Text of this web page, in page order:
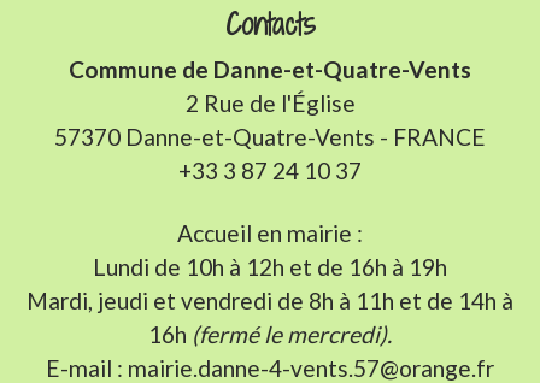
Contacts
Commune de Danne-et-Quatre-Vents
2 Rue de l'Église
57370 Danne-et-Quatre-Vents - FRANCE
+33 3 87 24 10 37
Accueil en mairie :
Lundi de 10h à 12h et de 16h à 19h
Mardi, jeudi et vendredi de 8h à 11h et de 14h à
16h (fermé le mercredi).
E-mail : mairie.danne-4-vents.57@orange.fr